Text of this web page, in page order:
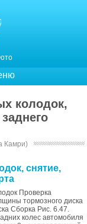
колодок,
Камри)
снятие,
Проверка
тормозного диска
Сборка Рис. 6.47.
колес автомобиля